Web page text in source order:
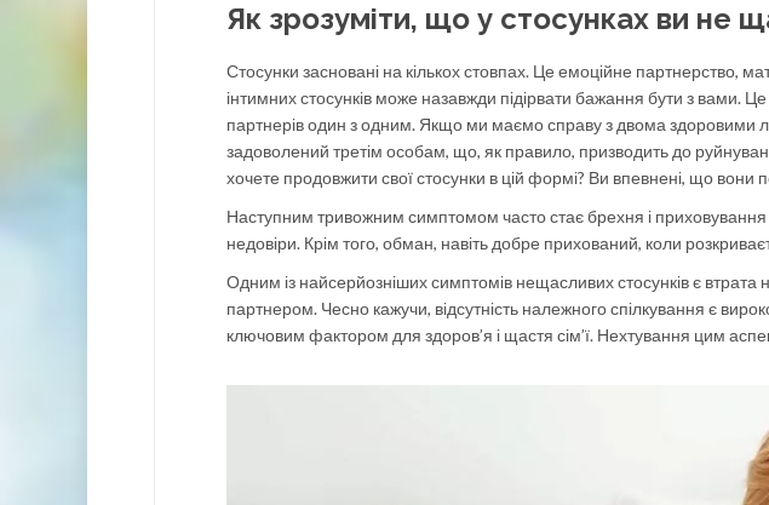
Як зрозуміти, що у стосунках ви не
Стосунки засновані на кількох стовпах. Це емоційне партнерство,
інтимних стосунків може назавжди підірвати бажання бути з вами.
партнерів один з одним. Якщо ми маємо справу з двома здоровими
задоволений третім особам, що, як правило, призводить до
хочете продовжити свої стосунки в цій формі? Ви впевнені, що вони
Наступним тривожним симптомом часто стає брехня і
недовіри. Крім того, обман, навіть добре прихований, коли
Одним із найсерйозніших симптомів нещасливих стосунків є втрата
партнером. Чесно кажучи, відсутність належного спілкування є
ключовим фактором для здоров’я і щастя сім’ї. Нехтування цим